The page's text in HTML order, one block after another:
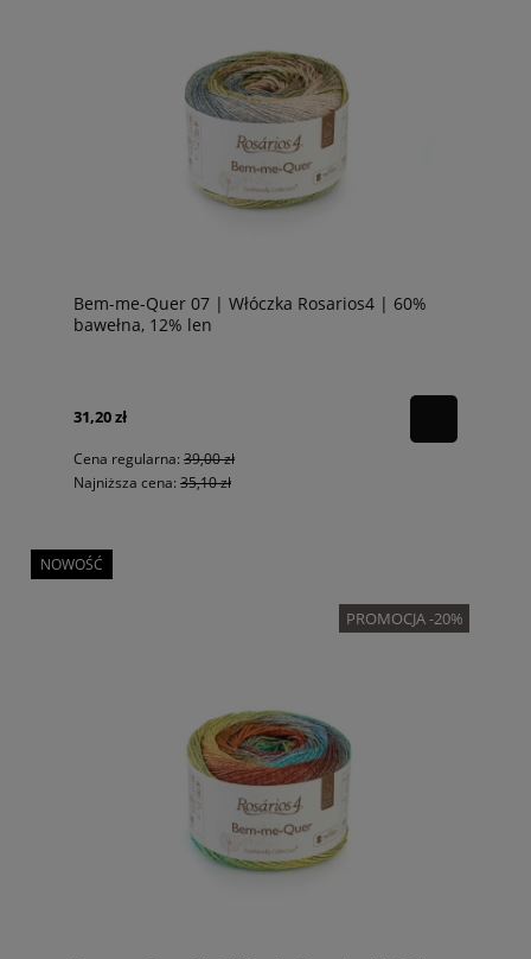
Bem-me-Quer 07 | Włóczka Rosarios4 | 60%
bawełna, 12% len
31,20 zł
Cena regularna: 39,00 zł
Najniższa cena: 35,10 zł
PROMOCJA -20%
NOWOŚĆ